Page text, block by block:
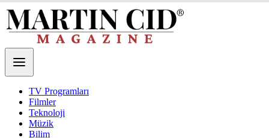
TV Programları
Filmler
Teknoloji
Müzik
Bilim